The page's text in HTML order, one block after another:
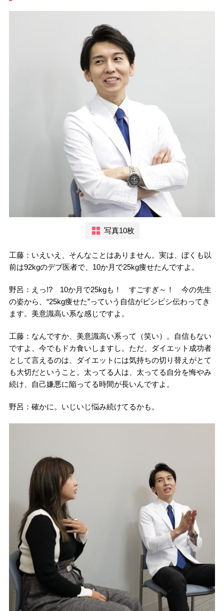
写真10枚
工藤：いえいえ、そんなことはありません。実は、ぼくも以
前は92kgのデブ医者で、10か月で25kg痩せたんですよ。
野呂：えっ!? 10か月で25kgも！ すごすぎ～！ 今の先生
の姿から、“25kg痩せた”っていう自信がビシビシ伝わってき
ます。美意識高い系な感じですよ。
工藤：なんですか、美意識高い系って（笑い）。自信もない
ですよ、今でもドカ食いしますし。ただ、ダイエット成功者
として言えるのは、ダイエットには気持ちの切り替えがとて
も大切だということ。太ってる人は、太ってる自分を悔やみ
続け、自己嫌悪に陥ってる時間が長いんですよ。
野呂：確かに。いじいじ悩み続けてるかも。